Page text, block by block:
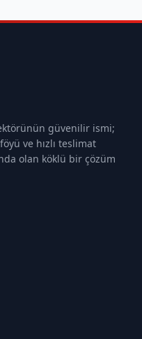
güvenilir ismi;
ve hızlı teslimat
olan köklü bir çözüm